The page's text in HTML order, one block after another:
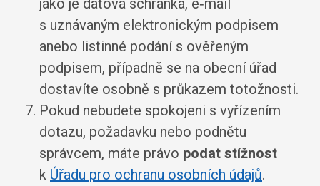
s uznávaným elektronickým podpisem
anebo listinné podání s ověřeným
podpisem, případně se na obecní úřad
dostavíte osobně s průkazem totožnosti.
Pokud nebudete spokojeni s vyřízením
dotazu, požadavku nebo podnětu
správcem, máte právo podat stížnost
k Úřadu pro ochranu osobních údajů.